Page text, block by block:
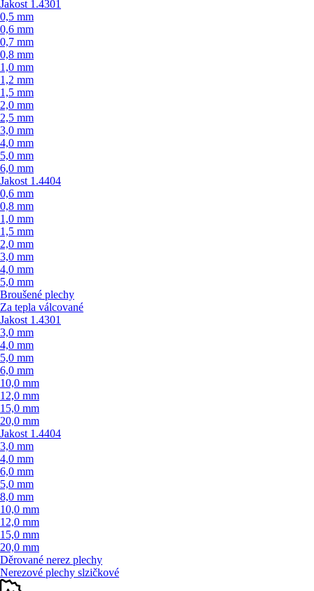
Jakost 1.4301
0,5 mm
0,6 mm
0,7 mm
0,8 mm
1,0 mm
1,2 mm
1,5 mm
2,0 mm
2,5 mm
3,0 mm
4,0 mm
5,0 mm
6,0 mm
Jakost 1.4404
0,6 mm
0,8 mm
1,0 mm
1,5 mm
2,0 mm
3,0 mm
4,0 mm
5,0 mm
Broušené plechy
Za tepla válcované
Jakost 1.4301
3,0 mm
4,0 mm
5,0 mm
6,0 mm
10,0 mm
12,0 mm
15,0 mm
20,0 mm
Jakost 1.4404
3,0 mm
4,0 mm
6,0 mm
5,0 mm
8,0 mm
10,0 mm
12,0 mm
15,0 mm
20,0 mm
Děrované nerez plechy
Nerezové plechy slzičkové